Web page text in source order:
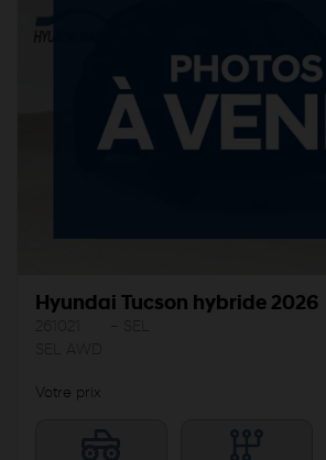
Hyundai Tucson hybride 2026
Votre prix